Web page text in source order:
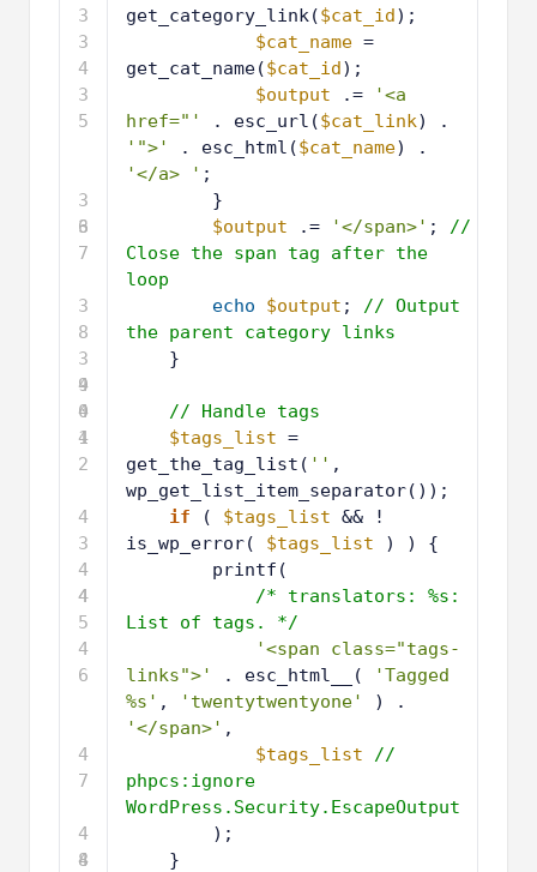
3
3
4
3
5
3
6
3
7
3
8
3
9
4
0
4
1
4
2
4
3
4
4
4
5
4
6
4
7
4
8
4
get_category_link($cat_id);
$cat_name =
get_cat_name($cat_id);
$output
.=
'<a
href="'
. esc_url($cat_link
'">'
. esc_html($cat_name
'</a> ' ;
}
$output
.= '</span>' ; //
Close the span tag after the
loop
echo
$output ; // Output
the parent category links
}
// Handle tags
$tags_list =
get_the_tag_list( '' ,
wp_get_list_item_separator());
if
( $tags_list && !
is_wp_error( $tags_list
) ) {
printf(
/* translators: %s:
List of tags. */
'<span class="tags-
links">'
. esc_html__(
'Tagged
%s' , 'twentytwentyone'
'</span>' ,
$tags_list
//
phpcs:ignore
WordPress.Security.EscapeOutput
);
}